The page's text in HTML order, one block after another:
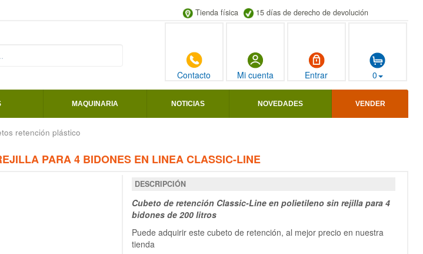
Tienda física 15 días de derecho de devolución
Contacto Mi cuenta Entrar 0
MAQUINARIA NOTICIAS NOVEDADES VENDER
retención plástico
PARA 4 BIDONES EN LINEA CLASSIC-LINE
DESCRIPCIÓN
Cubeto de retención Classic-Line en polietileno sin rejilla para 4
bidones de 200 litros
Puede adquirir este cubeto de retención, al mejor precio en nuestra
tienda